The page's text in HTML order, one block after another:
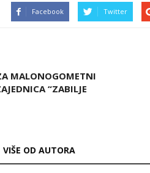
Facebook Twitter
MALONOGOMETNI
“ZABILJE
VIŠE OD AUTORA